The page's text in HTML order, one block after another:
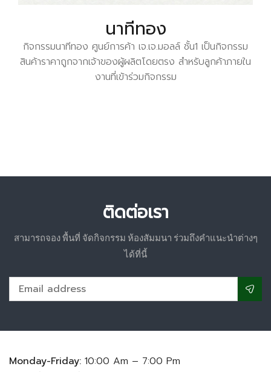
นาทีทอง
กิจกรรมนาทีทอง ศูนย์การค้า เจ.เจ.มอลล์ ชั้น1 เป็นกิจกรรม
สินค้าราคาถูกจากเจ้าของผู้ผลิตโดยตรง สำหรับลูกค้าภายใน
งานที่เข้าร่วมกิจกรรม
ติดต่อเรา
สามารถจอง พื้นที่ จัดกิจกรรม ห้องสัมมนา ร่วมถึงคำแนะนำต่างๆ
ได้ที่นี้
Monday-Friday: 10:00 Am – 7:00 Pm